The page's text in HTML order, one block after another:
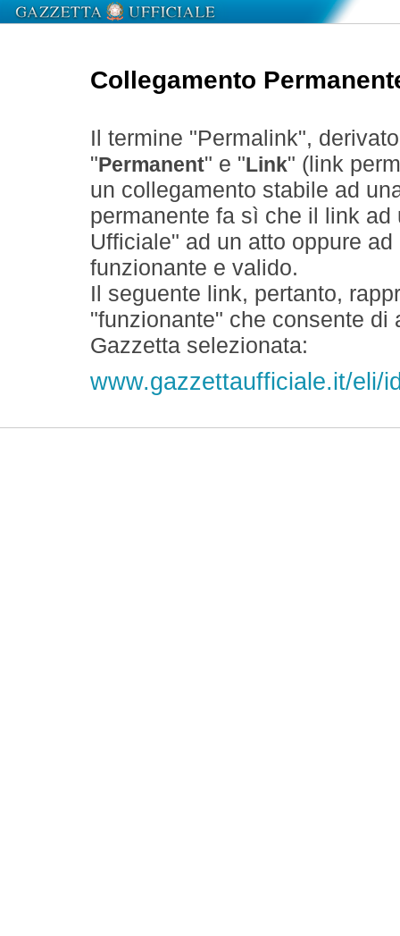
Collegamento
Il termine "Permalink",
" Permanent" e " Link" (link
un collegamento stabile ad
permanente fa sì che il link
Ufficiale" ad un atto oppure
funzionante e valido.
Il seguente link, pertanto,
"funzionante" che consente
Gazzetta selezionata:
www.gazzettaufficiale.it/eli/